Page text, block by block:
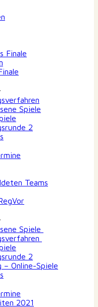
Finale
Spiele
2
Teams
Spiele
2
– Online-Spiele
2021